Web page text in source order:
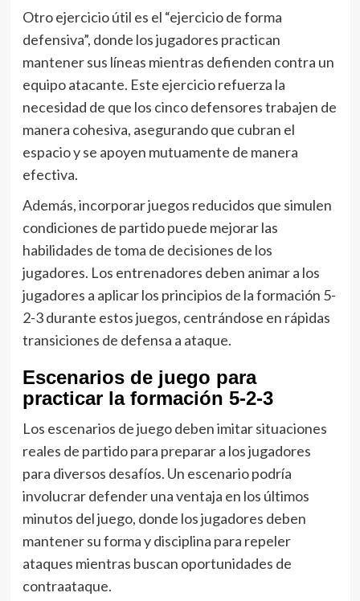
Otro ejercicio útil es el “ejercicio de forma
defensiva”, donde los jugadores practican
mantener sus líneas mientras defienden contra un
equipo atacante. Este ejercicio refuerza la
necesidad de que los cinco defensores trabajen de
manera cohesiva, asegurando que cubran el
espacio y se apoyen mutuamente de manera
efectiva.
Además, incorporar juegos reducidos que simulen
condiciones de partido puede mejorar las
habilidades de toma de decisiones de los
jugadores. Los entrenadores deben animar a los
jugadores a aplicar los principios de la formación 5-
2-3 durante estos juegos, centrándose en rápidas
transiciones de defensa a ataque.
Escenarios de juego para
practicar la formación 5-2-3
Los escenarios de juego deben imitar situaciones
reales de partido para preparar a los jugadores
para diversos desafíos. Un escenario podría
involucrar defender una ventaja en los últimos
minutos del juego, donde los jugadores deben
mantener su forma y disciplina para repeler
ataques mientras buscan oportunidades de
contraataque.